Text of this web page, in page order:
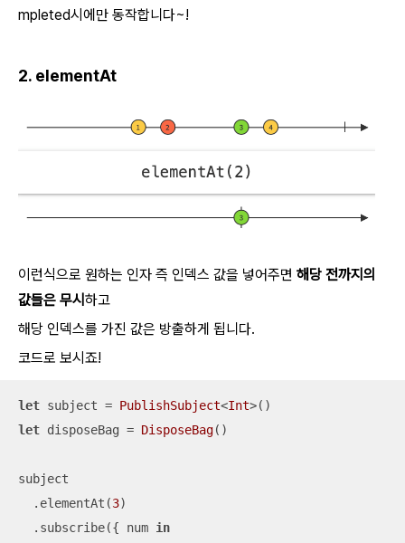
mpleted시에만 동작합니다~!
2. elementAt
이런식으로 원하는 인자 즉 인덱스 값을 넣어주면 해당 전까지의
값들은 무시 하고
해당 인덱스를 가진 값은 방출하게 됩니다.
코드로 보시죠!
let subject = PublishSubject<Int
let disposeBag = DisposeBag()
subject
  .elementAt(
3)
  .subscribe({ num
in